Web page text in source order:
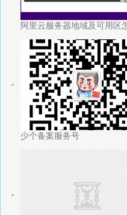
阿里云服务器地域及可用区
少个备案服务号